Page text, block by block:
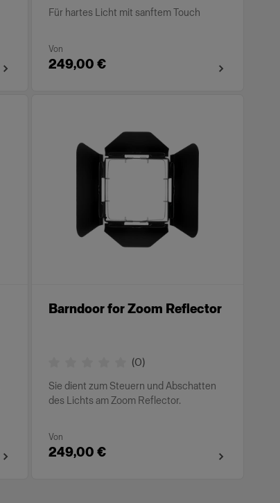
Für hartes Licht mit sanftem Touch
Von
249,00 €
Barndoor for Zoom Reflector
(0)
Sie dient zum Steuern und Abschatten
des Lichts am Zoom Reflector.
Von
249,00 €